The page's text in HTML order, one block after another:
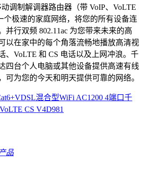
调制解调器路由器（带 VoIP、VoLTE
个极速的家庭网络，将您的所有设备连
并行双频 802.11ac 为您带来未来的高
以在家中的每个角落流畅地播放高清视
、VoLTE 和 CS 电话以及上网冲浪。千
四台个人电脑或其他设备提供高速有线
可为您的今天和明天提供可靠的网络。
混合型WiFi AC1200 4端口千
CS V4D981
品